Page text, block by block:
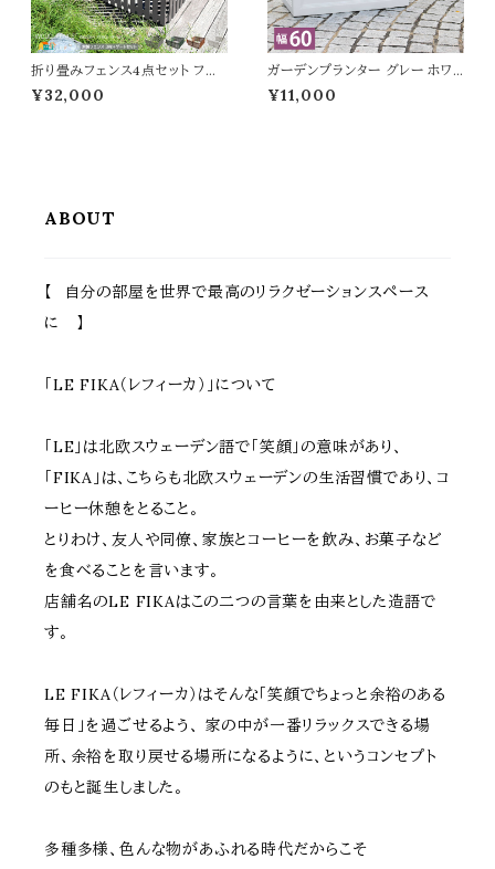
折り畳みフェンス4点セット フェ
ンス3枚 ゲート1セット 合計4点セ
ット ストライプフェンスセット フェ
¥32,000
ガーデンプランター グレー ホワイ
ト 灰色 白 プランター 植木鉢 鉢
植え 幅60.5cm 奥行30.5cm
¥11,000
ABOUT
【 自分の部屋を世界で最高のリラクゼーションスペース
に 】
「LE FIKA（レフィーカ）」について
「LE」は北欧スウェーデン語で「笑顔」の意味があり、
「FIKA」は、こちらも北欧スウェーデンの生活習慣であり、コ
ーヒー休憩をとること。
とりわけ、友人や同僚、家族とコーヒーを飲み、お菓子など
を食べることを言います。
店舗名のLE FIKAはこの二つの言葉を由来とした造語で
す。
LE FIKA（レフィーカ）はそんな「笑顔でちょっと余裕のある
毎日」を過ごせるよう、 家の中が一番リラックスできる場
所、余裕を取り戻せる場所になるように、というコンセプト
のもと誕生しました。
多種多様、色んな物があふれる時代だからこそ